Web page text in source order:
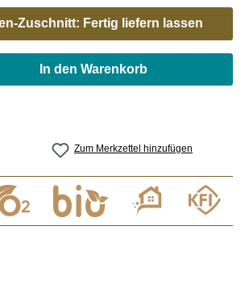
Zuschnitt: Fertig liefern lassen
In den Warenkorb
Zum Merkzettel hinzufügen